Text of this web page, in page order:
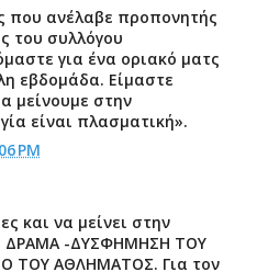
που ανέλαβε προπονητής
του συλλόγου
για ένα οριακό ματς
εβδομάδα. Είμαστε
μείνουμε στην
είναι πλασματική».
PM
και να μείνει στην
ΔΡΑΜΑ -ΔΥΣΦΗΜΗΣΗ ΤΟΥ
ΤΟΥ ΑΘΛΗΜΑΤΟΣ. Για τον